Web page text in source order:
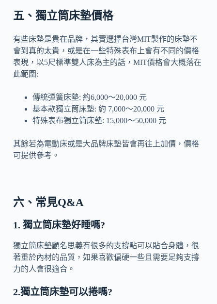
五、獨立筒床墊價格
有些床墊是貴在品牌，其實選擇台灣MIT製作的床墊不
會到真的太貴，或是在一些特殊表布上會有不同的價格
表現，以5尺標準雙人床為主的話，MIT價格會大概落在
此範圍:
傳統彈簧床墊: 約6,000～20,000 元
基本款獨立筒床墊: 約 7,000～20,000 元
特殊表布獨立筒床墊: 15,000～50,000 元
其餘若為電動床或是大品牌床墊皆會再往上加價，價格
可提供參考。
六、常見Q&A
1. 獨立筒床墊好睡嗎?
獨立筒床墊顧名思義有很多的支撐點可以貼合身體，很
著重於內材的品質，如果喜歡偏硬一些且需要足夠支撐
力的人會很適合。
2.獨立筒床墊可以捲嗎?